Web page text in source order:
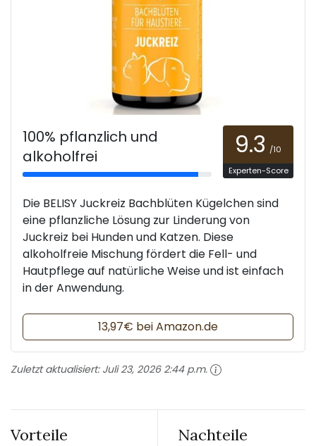
100% pflanzlich und
alkoholfrei
9.3 /10
Experten-Score
Die BELISY Juckreiz Bachblüten Kügelchen sind
eine pflanzliche Lösung zur Linderung von
Juckreiz bei Hunden und Katzen. Diese
alkoholfreie Mischung fördert die Fell- und
Hautpflege auf natürliche Weise und ist einfach
in der Anwendung.
13,97€ bei Amazon.de
Zuletzt aktualisiert: Juli 23, 2026 2:44 p.m.
Vorteile Nachteile